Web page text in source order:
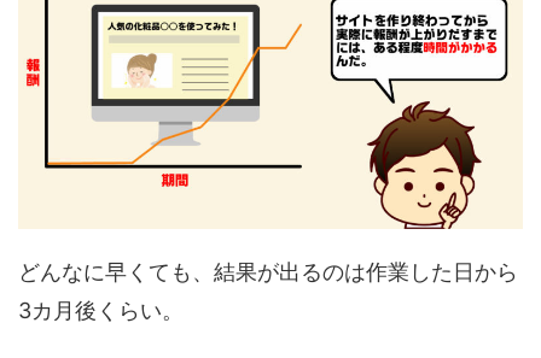
どんなに早くても、結果が出るのは作業した日から
3カ月後くらい。